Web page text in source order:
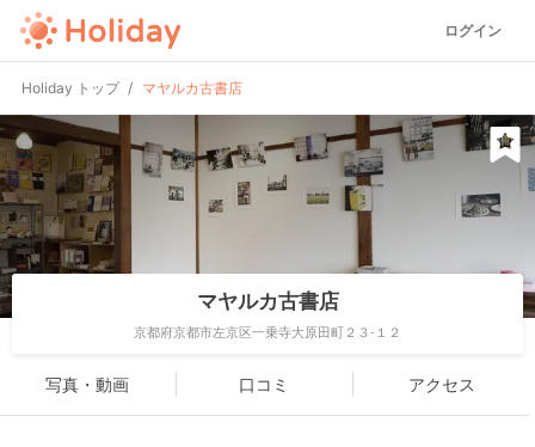
ログイン
Holiday トップ マヤルカ古書店
マヤルカ古書店
京都府京都市左京区一乗寺大原田町２３-１２
写真・動画 口コミ アクセス